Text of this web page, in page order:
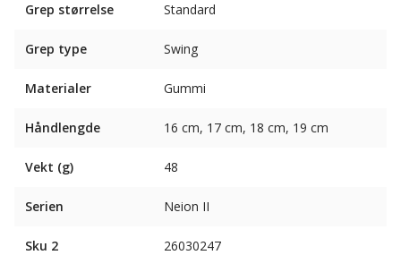
Grep størrelse Standard
Grep type Swing
Materialer Gummi
Håndlengde 16 cm, 17 cm, 18 cm, 19 cm
Vekt (g) 48
Serien Neion II
Sku 2 26030247